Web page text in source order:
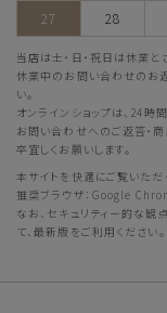
27
28
当店は土・日・祝日は休業と
休業中のお問い合わせのお
い。
オンラインショップは、24時
お問い合わせへのご返答・
卒宜しくお願いします。
本サイトを快適にご覧いただ
推奨ブラウザ：Google
なお、セキュリティー的な観
て、最新版をご利用ください。